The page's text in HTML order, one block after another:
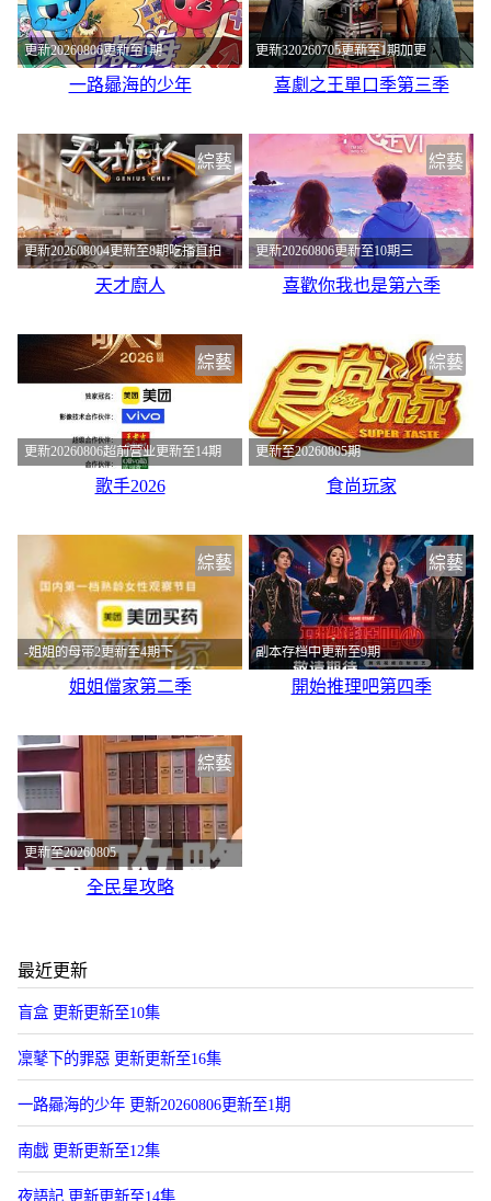
更新20260806更新至1期
一路曏海的少年
更新320260705更新至1期加更
喜劇之王單口季第三季
綜藝
更新202608004更新至8期吃播直拍
天才廚人
綜藝
更新20260806更新至10期三
喜歡你我也是第六季
綜藝
更新20260806超前营业更新至14期
歌手2026
綜藝
更新至20260805期
食尚玩家
綜藝
-姐姐的母带2更新至4期下
姐姐儅家第二季
綜藝
副本存档中更新至9期
開始推理吧第四季
綜藝
更新至20260805
全民星攻略
最近更新
盲盒 更新更新至10集
凜鼕下的罪惡 更新更新至16集
一路曏海的少年 更新20260806更新至1期
南戯 更新更新至12集
夜語記 更新更新至14集